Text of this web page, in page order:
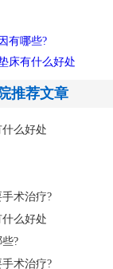
有哪些?
床有什么好处
推荐文章
么好处
术治疗?
么好处
?
术治疗?